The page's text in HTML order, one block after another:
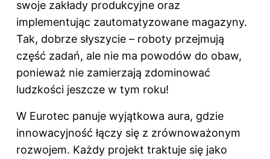
swoje zakłady produkcyjne oraz
implementując zautomatyzowane magazyny.
Tak, dobrze słyszycie – roboty przejmują
część zadań, ale nie ma powodów do obaw,
ponieważ nie zamierzają zdominować
ludzkości jeszcze w tym roku!
W Eurotec panuje wyjątkowa aura, gdzie
innowacyjność łączy się z zrównoważonym
rozwojem. Każdy projekt traktuje się jako